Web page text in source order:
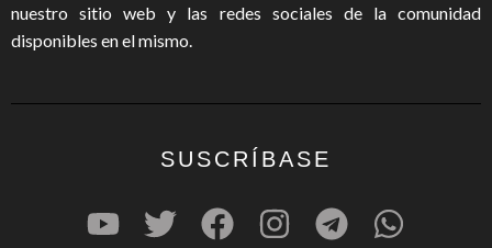
nuestrositio web y las redes sociales de la comunidad
disponibles en el mismo.
SUSCRÍBASE